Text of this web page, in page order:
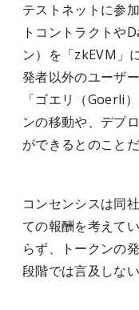
テストネットに参
トコントラクトや
ン）を「zkEVM」
発者以外のユーザ
「ゴエリ（Goerli
ンの移動や、デプ
ができるとのことだ
コンセンシスは同
ての報酬を考えて
らず、トークンの
段階では言及しな